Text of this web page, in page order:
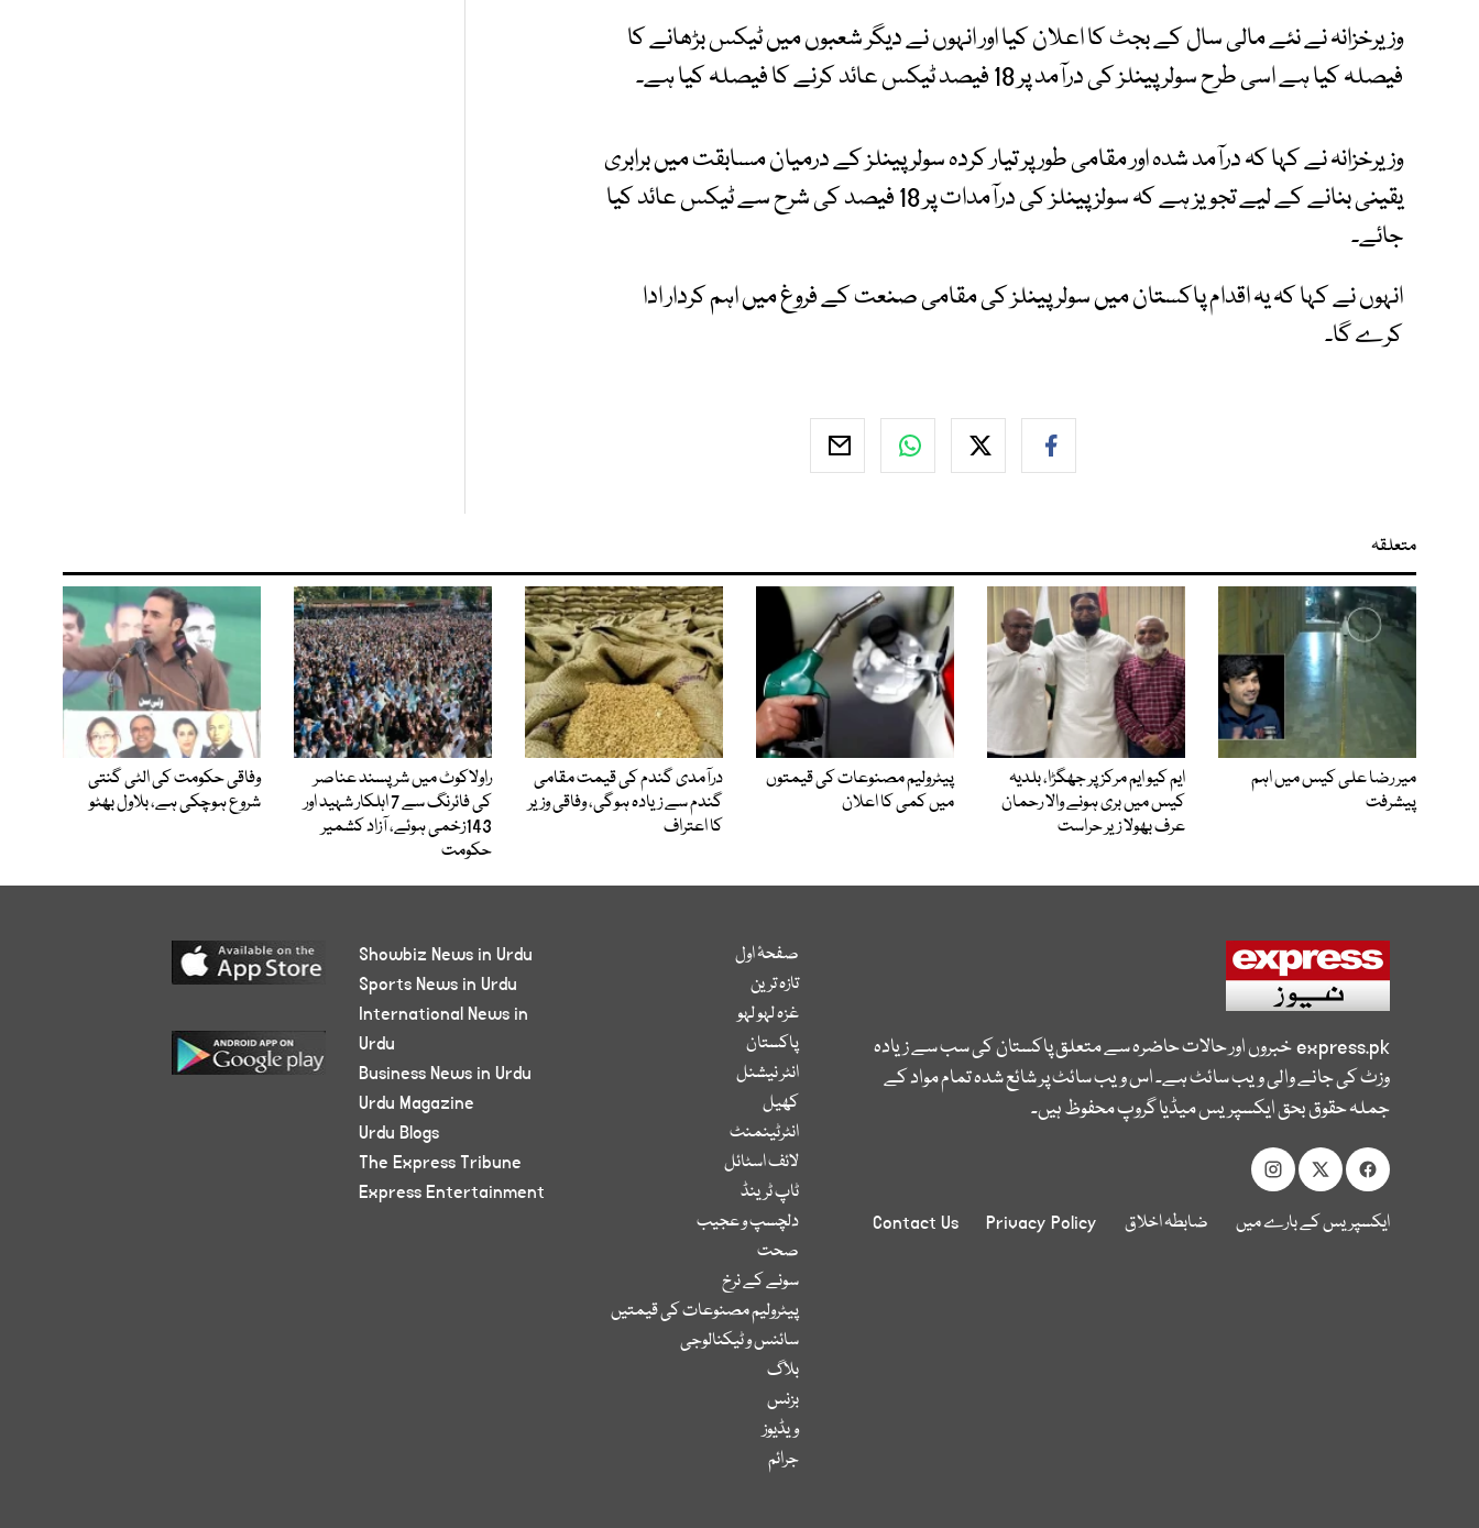
وزیرخزانہ نے نئے مالی سال کے بجٹ کا اعلان کیا اور انہوں نے دیگر شعبوں میں ٹیکس بڑھانے کا
فیصلہ کیا ہے اسی طرح سولر پینلز کی درآمد پر 18 فیصد ٹیکس عائد کرنے کا فیصلہ کیا ہے۔
وزیرخزانہ نے کہا کہ درآمد شدہ اور مقامی طور پر تیار کردہ سولر پینلز کے درمیان مسابقت میں برابری
یقینی بنانے کے لیے تجویز ہے کہ سولز پینلز کی درآمدات پر 18 فیصد کی شرح سے ٹیکس عائد کیا
جائے۔
انہوں نے کہا کہ یہ اقدام پاکستان میں سولر پینلز کی مقامی صنعت کے فروغ میں اہم کردار ادا
کرے گا۔
متعلقہ
میر رضا علی کیس میں اہم
پیشرفت
ایم کیو ایم مرکز پر جھگڑا، بلدیہ
کیس میں بری ہونے والا رحمان
عرف بھولا زیر حراست
پیٹرولیم مصنوعات کی قیمتوں
میں کمی کا اعلان
درآمدی گندم کی قیمت مقامی
گندم سے زیادہ ہوگی، وفاقی وزیر
کا اعتراف
راولاکوٹ میں شرپسند عناصر
کی فائرنگ سے 7 اہلکار شہید اور
143زخمی ہوئے، آزاد کشمیر
حکومت
وفاقی حکومت کی الٹی گنتی
شروع ہوچکی ہے، بلاول بھٹو
express.pkخبروں اور حالات حاضرہ سے متعلق پاکستان کی سب سے زیادہ
وزٹ کی جانے والی ویب سائٹ ہے۔ اس ویب سائٹ پر شائع شدہ تمام مواد کے
جملہ حقوق بحق ایکسپریس میڈیا گروپ محفوظ ہیں۔
ایکسپریس کے بارے میں ضابطہ اخلاق Privacy Policy
Contact Us
صفحۂ اول
تازہ ترین
غزہ لہو لہو
پاکستان
انٹر نیشنل
کھیل
انٹرٹینمنٹ
لائف اسٹائل
ٹاپ ٹرینڈ
دلچسپ و عجیب
صحت
سونے کے نرخ
پیٹرولیم مصنوعات کی قیمتیں
سائنس و ٹیکنالوجی
بلاگ
بزنس
ویڈیوز
جرائم
Showbiz News in Urdu
Sports News in Urdu
International News in
Urdu
Business News in Urdu
Urdu Magazine
Urdu Blogs
The Express Tribune
Express Entertainment